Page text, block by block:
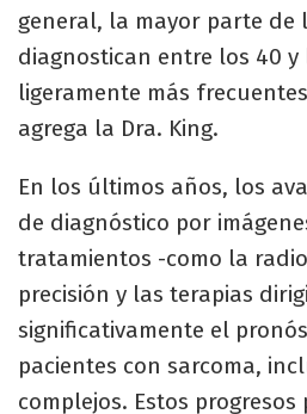
general, la mayor parte de
diagnostican entre los 40 y
ligeramente más
agrega la Dra. King.
En los últimos años, los
de diagnóstico por
tratamientos -como la
precisión y las terapias
significativamente el
pacientes con sarcoma,
complejos. Estos